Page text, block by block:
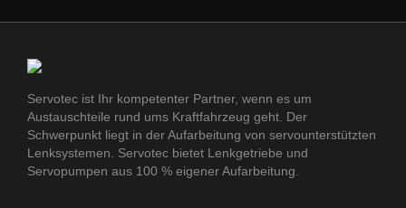
Servotec ist Ihr kompetenter Partner, wenn es um
Austauschteile rund ums Kraftfahrzeug geht. Der
Schwerpunkt liegt in der Aufarbeitung von servounterstützten
Lenksystemen. Servotec bietet Lenkgetriebe und
Servopumpen aus 100 % eigener Aufarbeitung.